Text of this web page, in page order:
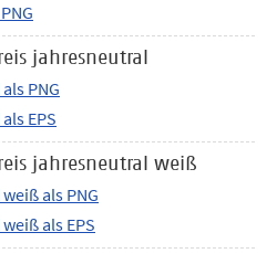
jahresneutral
PNG
EPS
jahresneutral weiß
als PNG
als EPS